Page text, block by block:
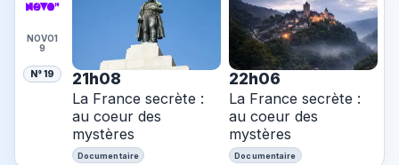
NOVO1
9
N° 19 21h08
La France secrète :
au coeur des
mystères
Documentaire
22h06
La France secrète :
au coeur des
mystères
Documentaire